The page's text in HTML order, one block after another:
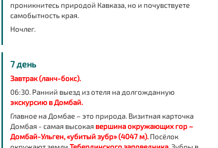
проникнитесь природой Кавказа, но и почувствуете
самобытность края.
Ночлег.
7 день
Завтрак (ланч-бокс).
06:30. Ранний выезд из отеля на долгожданную
экскурсию в Домбай.
Главное на Домбае – это природа. Визитная карточка
Домбая - самая высокая вершина окружающих гор –
Домбай-Ульген, «убитый зубр» (4047 м).Посёлок